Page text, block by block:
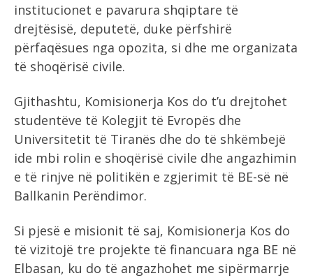
institucionet e pavarura shqiptare të
drejtësisë, deputetë, duke përfshirë
përfaqësues nga opozita, si dhe me organizata
të shoqërisë civile.
Gjithashtu, Komisionerja Kos do t’u drejtohet
studentëve të Kolegjit të Evropës dhe
Universitetit të Tiranës dhe do të shkëmbejë
ide mbi rolin e shoqërisë civile dhe angazhimin
e të rinjve në politikën e zgjerimit të BE-së në
Ballkanin Perëndimor.
Si pjesë e misionit të saj, Komisionerja Kos do
të vizitojë tre projekte të financuara nga BE në
Elbasan, ku do të angazhohet me sipërmarrje